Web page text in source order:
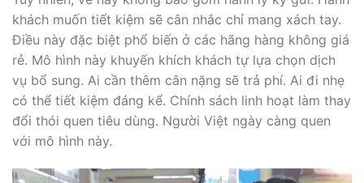
khách muốn tiết kiệm sẽ cân nhắc chỉ mang xách tay.
Điều này đặc biệt phổ biến ở các hãng hàng không giá
rẻ. Mô hình này khuyến khích khách tự lựa chọn dịch
vụ bổ sung. Ai cần thêm cân nặng sẽ trả phí. Ai đi nhẹ
có thể tiết kiệm đáng kể. Chính sách linh hoạt làm thay
đổi thói quen tiêu dùng. Người Việt ngày càng quen
với mô hình này.